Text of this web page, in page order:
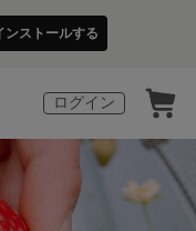
ンストールする
ログイン